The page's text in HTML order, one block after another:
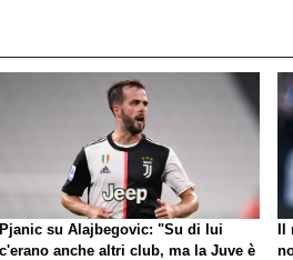
Pjanic su Alajbegovic: "Su di lui
c'erano anche altri club, ma la Juve è
Il